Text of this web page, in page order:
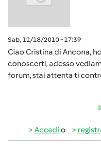
Sab, 12/18/2010 - 17:39
Ciao Cristina di Ancona,
conoscerti, adesso
forum, stai attenta ti
Accedi o